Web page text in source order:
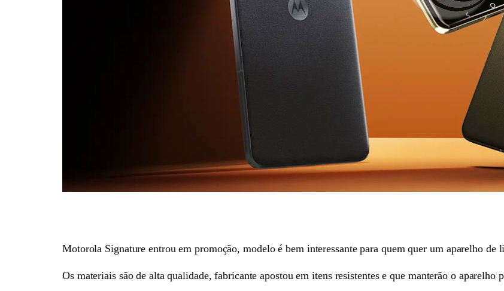
Motorola Signature entrou em promoção, modelo é bem interessante para quem quer um aparelho de
Os materiais são de alta qualidade, fabricante apostou em itens resistentes e que manterão o aparelho